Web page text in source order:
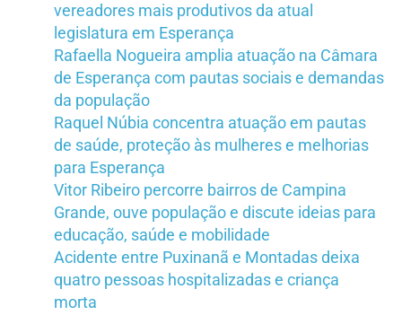
vereadores mais produtivos da atual
legislatura em Esperança
Rafaella Nogueira amplia atuação na Câmara
de Esperança com pautas sociais e demandas
da população
Raquel Núbia concentra atuação em pautas
de saúde, proteção às mulheres e melhorias
para Esperança
Vitor Ribeiro percorre bairros de Campina
Grande, ouve população e discute ideias para
educação, saúde e mobilidade
Acidente entre Puxinanã e Montadas deixa
quatro pessoas hospitalizadas e criança
morta